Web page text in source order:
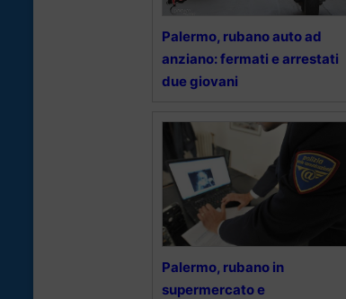
Palermo, rubano auto ad
anziano: fermati e arrestati
due giovani
Palermo, rubano in
supermercato e